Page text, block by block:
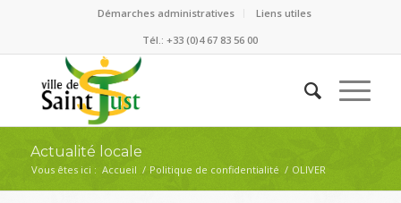
Démarches administratives
Liens utiles
Tél.: +33 (0)4 67 83 56 00
Actualité locale
Vous êtes ici : Accueil / Politique de confidentialité / OLIVER